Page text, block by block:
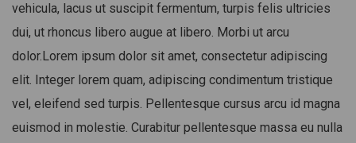
vehicula, lacus ut suscipit fermentum, turpis felis ultricies
dui, ut rhoncus libero augue at libero. Morbi ut arcu
dolor.Lorem ipsum dolor sit amet, consectetur adipiscing
elit. Integer lorem quam, adipiscing condimentum tristique
vel, eleifend sed turpis. Pellentesque cursus arcu id magna
euismod in molestie. Curabitur pellentesque massa eu nulla